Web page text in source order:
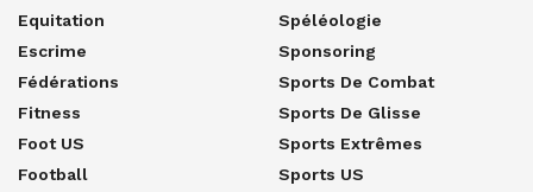
Equitation
Escrime
Fédérations
Fitness
Foot US
Football
Spéléologie
Sponsoring
Sports De Combat
Sports De Glisse
Sports Extrêmes
Sports US